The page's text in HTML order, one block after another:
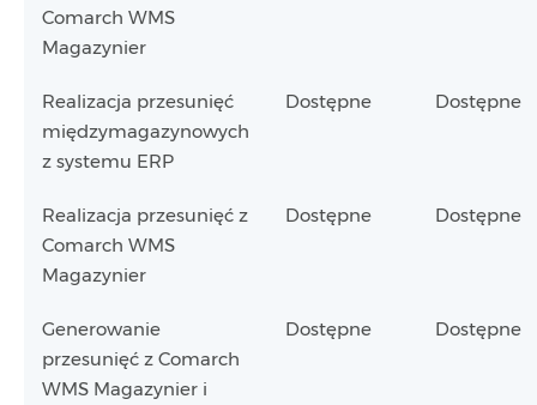
Comarch WMS
Magazynier
Realizacja przesunięć
międzymagazynowych
z systemu ERP
Dostępne Dostępne
Realizacja przesunięć z
Comarch WMS
Magazynier
Dostępne Dostępne
Generowanie
przesunięć z Comarch
WMS Magazynier i
Dostępne Dostępne